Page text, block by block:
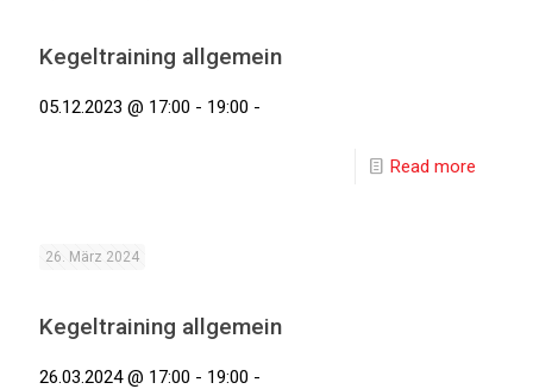
Kegeltraining allgemein
05.12.2023 @ 17:00 - 19:00 -
Read more
26. März 2024
Kegeltraining allgemein
26.03.2024 @ 17:00 - 19:00 -